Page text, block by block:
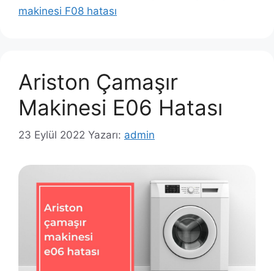
makinesi F08 hatası
Ariston Çamaşır
Makinesi E06 Hatası
23 Eylül 2022 Yazarı: admin